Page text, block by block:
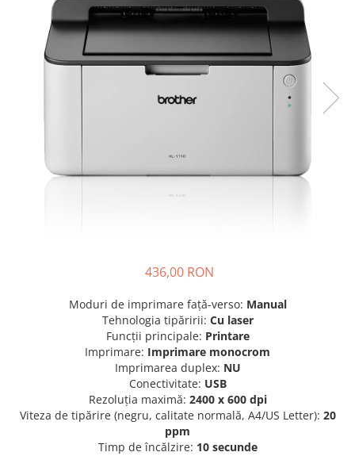
Drum unit
Capete imprimare
Cartuse inkjet si cerneala
Ribbon
Consumabile imprimanta
Imprimante 3D
Accesorii imprimante 3D
Filament imprimanta 3D
Laptopuri / notebookuri
Laptopuri gaming
436,00 RON
Moduri de imprimare față-verso: Manual
Tehnologia tipăririi: Cu laser
Funcții principale: Printare
Imprimare: Imprimare monocrom
Imprimarea duplex: NU
Conectivitate: USB
Rezoluția maximă: 2400 x 600 dpi
Viteza de tipărire (negru, calitate normală, A4/US Letter): 20
ppm
Timp de încălzire: 10 secunde